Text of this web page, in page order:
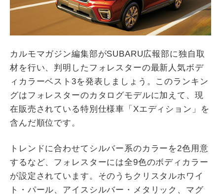
カルモマガジン編集部がSUBARU広報部に独自取
材を行い、判明したフォレスターの最新人気ボデ
ィカラーベスト3を発表しましょう。このランキン
グはフォレスターのカタログモデルに加えて、現
在販売されている特別仕様車「Xエディション」を
含んだ順位です。
トレンドに合わせてシルバー系のカラーを2色用意
するなど、フォレスターには全9色のボディカラー
が設定されています。そのうちクリスタルホワイ
ト・パール、アイスシルバー・メタリック、マグ